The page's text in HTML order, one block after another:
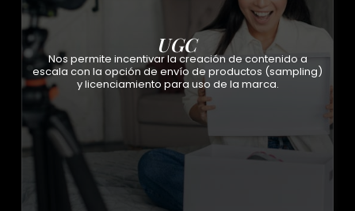
UGC
Nos permite incentivar la creación de contenido a
escala con la opción de envío de productos (sampling)
y licenciamiento para uso de la marca.